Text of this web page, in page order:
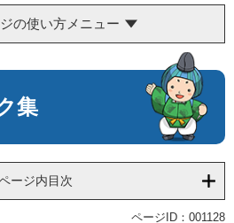
の使い方メニュー
集
ージ内目次
ページID：001128